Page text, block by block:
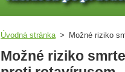
Úvodná stránka > Možné riziko
Možné riziko